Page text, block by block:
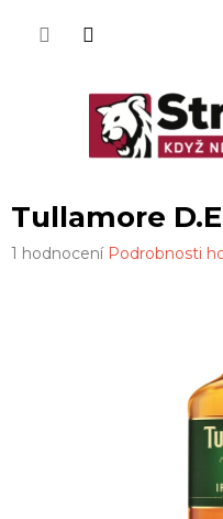
Tullamore
Průměrné
1 hodnocení Podrobnosti